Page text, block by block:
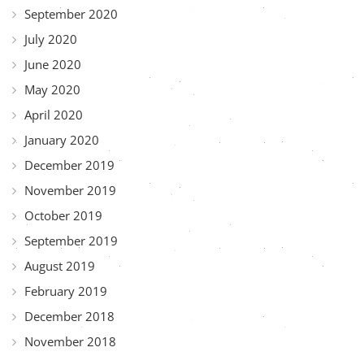
September 2020
July 2020
June 2020
May 2020
April 2020
January 2020
December 2019
November 2019
October 2019
September 2019
August 2019
February 2019
December 2018
November 2018